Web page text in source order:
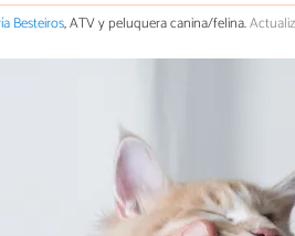
Besteiros, ATV y peluquera canina/felina.